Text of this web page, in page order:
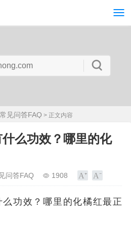
常见问答FAQ > 正文内容
么功效？哪里的化
问答FAQ 1908
功效？哪里的化橘红最正